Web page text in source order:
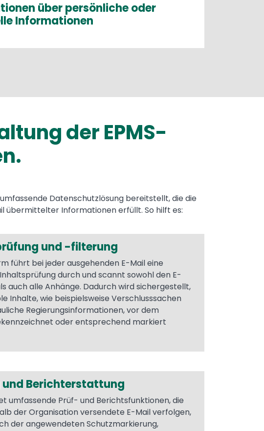
über persönliche oder
Informationen
der EPMS-
Datenschutzlösung bereitstellt, die die
übermittelter Informationen erfüllt. So hilft es:
und -filterung
führt bei jeder ausgehenden E-Mail eine
durch und scannt sowohl den E-
auch alle Anhänge. Dadurch wird sichergestellt,
Inhalte, wie beispielsweise Verschlusssachen
Regierungsinformationen, vor dem
oder entsprechend markiert
und Berichterstattung
umfassende Prüf- und Berichtsfunktionen, die
der Organisation versendete E-Mail verfolgen,
der angewendeten Schutzmarkierung,